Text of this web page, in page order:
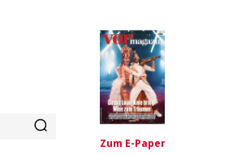
Zum E-Paper